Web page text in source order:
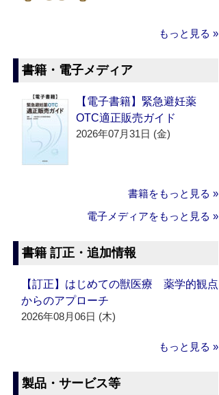
もっと見る »
書籍・電子メディア
【電子書籍】緊急避妊薬
OTC適正販売ガイド
2026年07月31日 (金)
書籍をもっと見る »
電子メディアをもっと見る »
書籍 訂正・追加情報
【訂正】はじめての獣医療 薬学的観点
からのアプローチ
2026年08月06日 (木)
もっと見る »
製品・サービス等